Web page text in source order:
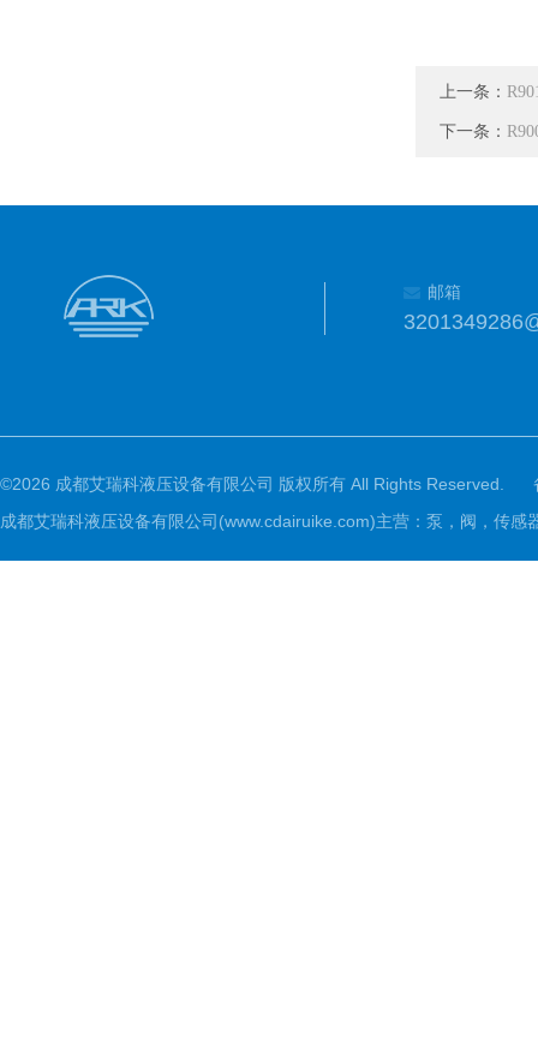
上一条：
下一条：
邮箱
©2026 成都艾瑞科液压设备有限公司 版权所有 All Rights Reserved.
成都艾瑞科液压设备有限公司(www.cdairuike.com)主营：泵，阀，传